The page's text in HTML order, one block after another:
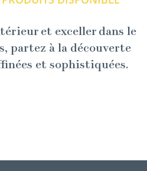
et exceller dans le
partez à la découverte
et sophistiquées.